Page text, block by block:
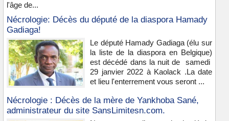
l'âge de...
Nécrologie: Décès du député de la diaspora Hamady
Gadiaga!
Le député Hamady Gadiaga (élu sur
la liste de la diaspora en Belgique)
est décédé dans la nuit de samedi
29 janvier 2022 à Kaolack .La date
et lieu l'enterrement vous seront ...
Nécrologie : Décès de la mère de Yankhoba Sané,
administrateur du site SansLimitesn.com.